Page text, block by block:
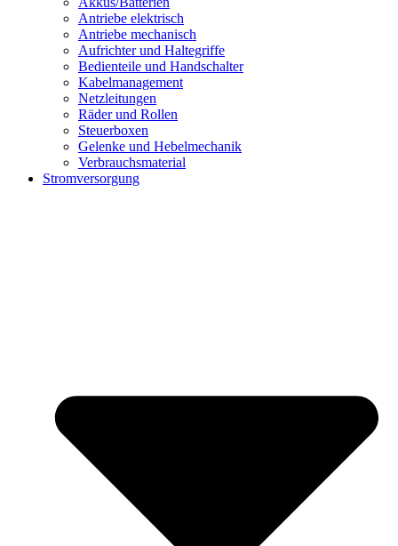
Antriebe elektrisch
Antriebe mechanisch
Aufrichter und Haltegriffe
Bedienteile und Handschalter
Kabelmanagement
Netzleitungen
Räder und Rollen
Steuerboxen
Gelenke und Hebelmechanik
Verbrauchsmaterial
Stromversorgung